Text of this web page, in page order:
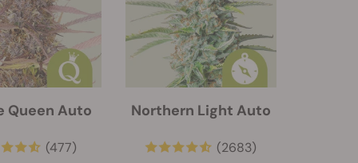
Queen Auto
(477)
Northern Light Auto
(2683)